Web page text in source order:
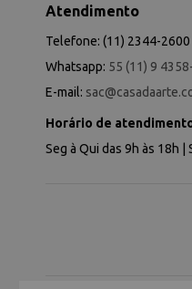
Atendimento
Telefone: (11) 2344-2600
Whatsapp: 55 (11) 9
E-mail:
Horário de
Seg à Qui das 9h às 18h |